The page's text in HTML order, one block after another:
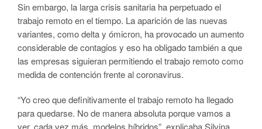
Sin embargo, la larga crisis sanitaria ha perpetuado el
trabajo remoto en el tiempo. La aparición de las nuevas
variantes, como delta y ómicron, ha provocado un aumento
considerable de contagios y eso ha obligado también a que
las empresas siguieran permitiendo el trabajo remoto como
medida de contención frente al coronavirus.
“Yo creo que definitivamente el trabajo remoto ha llegado
para quedarse. No de manera absoluta porque vamos a
ver, cada vez más, modelos híbridos”, explicaba Silvina